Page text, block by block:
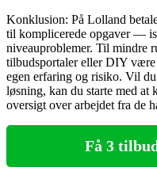
Konklusion: På Lolland
til komplicerede opgaver —
niveauproblemer. Til mindre
tilbudsportaler eller DIY
egen erfaring og risiko. Vil
løsning, kan du starte med
oversigt over arbejdet fra de
Få 3